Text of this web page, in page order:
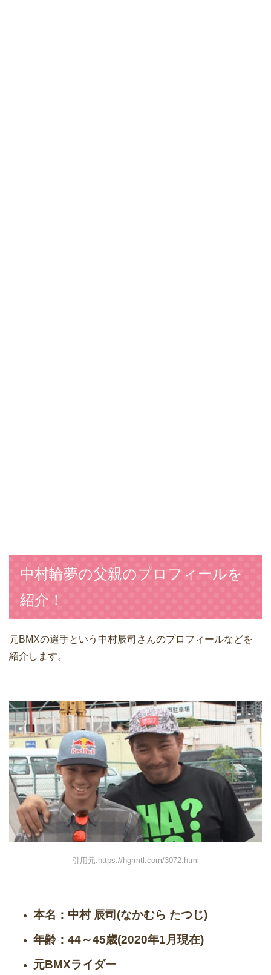
中村輪夢の父親のプロフィールを
紹介！
元BMXの選手という中村辰司さんのプロフィールなどを
紹介します。
引用元:https://hgrmtl.com/3072.html
本名：中村 辰司(なかむら たつじ)
年齢：44～45歳(2020年1月現在)
元BMXライダー